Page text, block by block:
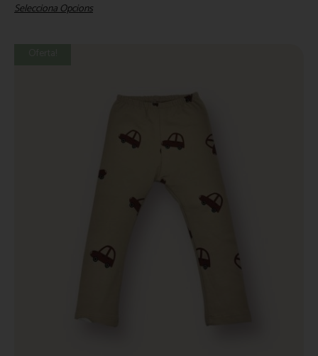
Selecciona Opcions